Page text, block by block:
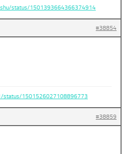
status/1501393664366374914
#38854
status/1501526027108896773
#38859